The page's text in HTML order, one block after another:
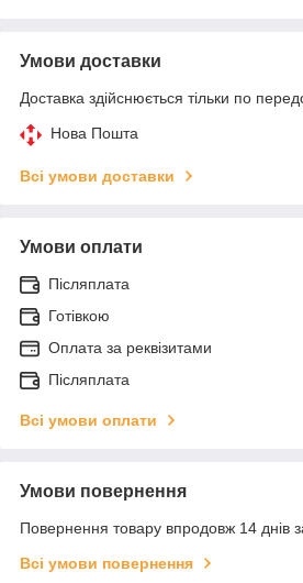
Умови доставки
Доставка здійснюється тільки по
Нова Пошта
Всі умови доставки
Умови оплати
Післяплата
Готівкою
Оплата за реквізитами
Післяплата
Всі умови оплати
Умови повернення
Повернення товару впродовж 14 днів
Всі умови повернення